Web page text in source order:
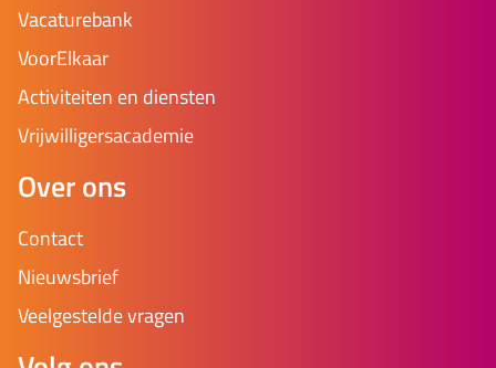
Vacaturebank
VoorElkaar
Activiteiten en diensten
Vrijwilligersacademie
Over ons
Contact
Nieuwsbrief
Veelgestelde vragen